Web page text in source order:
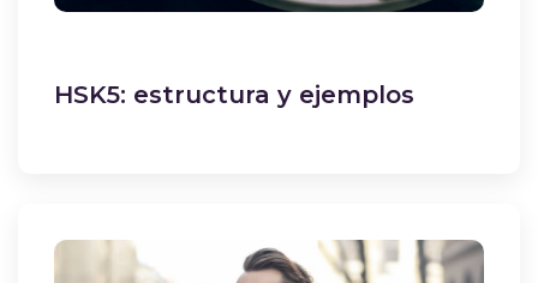
HSK5: estructura y ejemplos